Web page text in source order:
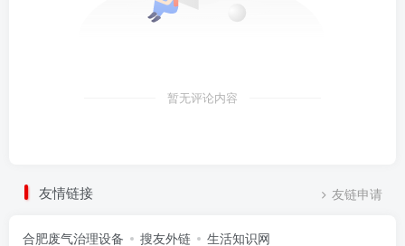
暂无评论内容
友情链接 友链申请
合肥废气治理设备 搜友外链 生活知识网